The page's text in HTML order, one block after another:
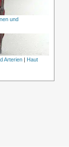
und
Arterien| Haut